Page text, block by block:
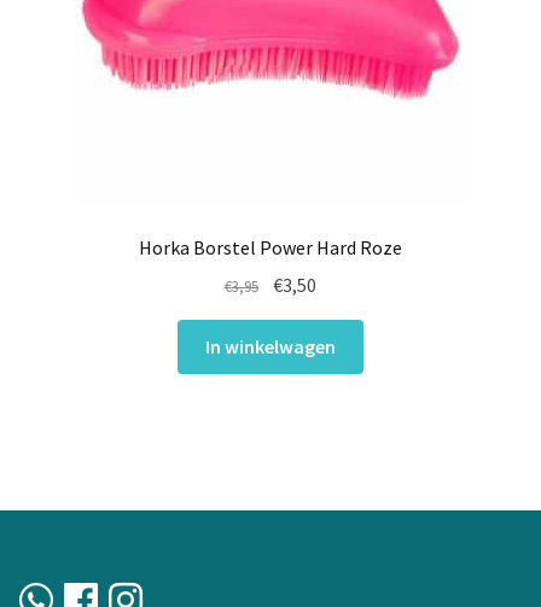
Horka Borstel Power Hard Roze
€3,95
Oorspronkelijke
was:
€3,95.
€3,50
is:
€3,50.
In winkelwagen